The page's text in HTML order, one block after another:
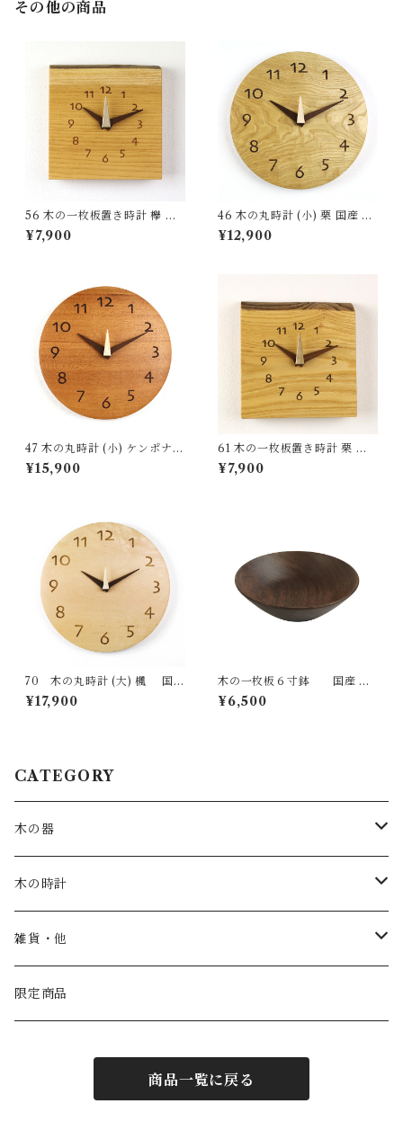
その他の商品
56 木の一枚板置き時計 欅 国
産 一点物 SWING オリジナル
無垢 新築祝い 結婚祝い ナチュ
¥7,900
46 木の丸時計 (小) 栗 国産 一
点物 SWING オリジナル 無垢
新築祝い 結婚祝い ナチュラル
¥12,900
47 木の丸時計 (小) ケンポナシ
国産 一点物 SWING オリジナ
ル 無垢 新築祝い 結婚祝い ナ
¥15,900
61 木の一枚板置き時計 栗 国
産 一点物 SWING オリジナル
無垢 新築祝い 結婚祝い ナチュ
¥7,900
70 木の丸時計 (大) 楓 国産
一点物 SWING オリジナル 無
垢 新築祝い 結婚祝い ナチュラ
¥17,900
木の一枚板６寸鉢 国産 一
点物 SWING オリジナル テー
ブルウェア 木の器 無垢 ナチュ
¥6,500
CATEGORY
木の器
お皿・鉢
カップ
トレー
木の時計
一枚板時計
振り子時計
雑貨・他
こども家具
限定商品
商品一覧に戻る